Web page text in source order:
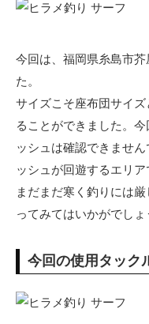
今回は、福岡県糸島市
た。
サイズこそ座布団サイ
ることができました。
ッシュは確認できませ
ッシュが回遊するエリア
まだまだ寒く釣りには
ってみてはいかがでしょ
今回の使用タック